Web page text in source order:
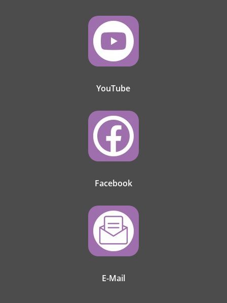
YouTube
Facebook
E-Mail